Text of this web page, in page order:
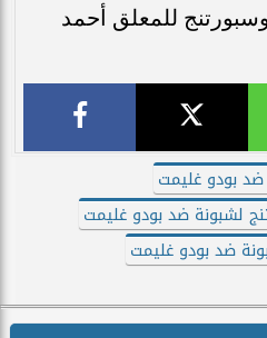
للمعلق أحمد
ضد بودو غليمت
لشبونة ضد بودو غليمت
ضد بودو غليمت